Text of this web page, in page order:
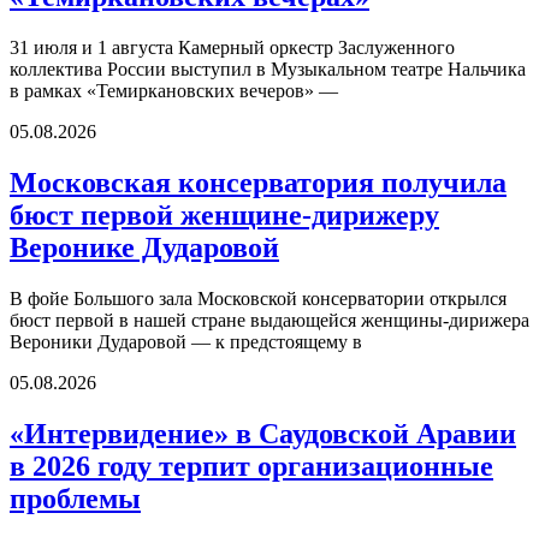
31 июля и 1 августа Камерный оркестр Заслуженного
коллектива России выступил в Музыкальном театре Нальчика
в рамках «Темиркановских вечеров» —
05.08.2026
Московская консерватория получила
бюст первой женщине-дирижеру
Веронике Дударовой
В фойе Большого зала Московской консерватории открылся
бюст первой в нашей стране выдающейся женщины-дирижера
Вероники Дударовой — к предстоящему в
05.08.2026
«Интервидение» в Саудовской Аравии
в 2026 году терпит организационные
проблемы